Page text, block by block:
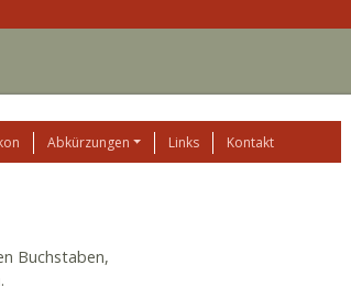
Abkürzungen Links Kontakt
Buchstaben,